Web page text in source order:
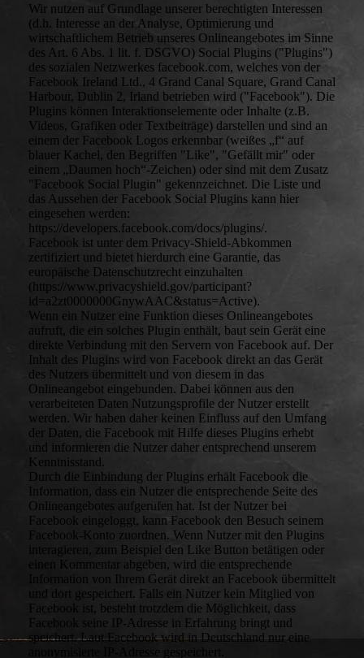
Wir nutzen auf Grundlage unserer berechtigten Interessen
(d.h. Interesse an der Analyse, Optimierung und
wirtschaftlichem Betrieb unseres Onlineangebotes im Sinne
des Art. 6 Abs. 1 lit. f. DSGVO) Social Plugins ("Plugins")
des sozialen Netzwerkes facebook.com, welches von der
Facebook Ireland Ltd., 4 Grand Canal Square, Grand Canal
Harbour, Dublin 2, Irland betrieben wird ("Facebook"). Die
Plugins können Interaktionselemente oder Inhalte (z.B.
Videos, Grafiken oder Textbeiträge) darstellen und sind an
einem der Facebook Logos erkennbar (weißes „f“ auf
blauer Kachel, den Begriffen "Like", "Gefällt mir" oder
einem „Daumen hoch“-Zeichen) oder sind mit dem Zusatz
"Facebook Social Plugin" gekennzeichnet. Die Liste und
das Aussehen der Facebook Social Plugins kann hier
eingesehen werden:
https://developers.facebook.com/docs/plugins/.
Facebook ist unter dem Privacy-Shield-Abkommen
zertifiziert und bietet hierdurch eine Garantie, das
europäische Datenschutzrecht einzuhalten
(https://www.privacyshield.gov/participant?
id=a2zt0000000GnywAAC&status=Active).
Wenn ein Nutzer eine Funktion dieses Onlineangebotes
aufruft, die ein solches Plugin enthält, baut sein Gerät eine
direkte Verbindung mit den Servern von Facebook auf. Der
Inhalt des Plugins wird von Facebook direkt an das Gerät
des Nutzers übermittelt und von diesem in das
Onlineangebot eingebunden. Dabei können aus den
verarbeiteten Daten Nutzungsprofile der Nutzer erstellt
werden. Wir haben daher keinen Einfluss auf den Umfang
der Daten, die Facebook mit Hilfe dieses Plugins erhebt
und informieren die Nutzer daher entsprechend unserem
Kenntnisstand.
Durch die Einbindung der Plugins erhält Facebook die
Information, dass ein Nutzer die entsprechende Seite des
Onlineangebotes aufgerufen hat. Ist der Nutzer bei
Facebook eingeloggt, kann Facebook den Besuch seinem
Facebook-Konto zuordnen. Wenn Nutzer mit den Plugins
interagieren, zum Beispiel den Like Button betätigen oder
einen Kommentar abgeben, wird die entsprechende
Information von Ihrem Gerät direkt an Facebook übermittelt
und dort gespeichert. Falls ein Nutzer kein Mitglied von
Facebook ist, besteht trotzdem die Möglichkeit, dass
Facebook seine IP-Adresse in Erfahrung bringt und
speichert. Laut Facebook wird in Deutschland nur eine